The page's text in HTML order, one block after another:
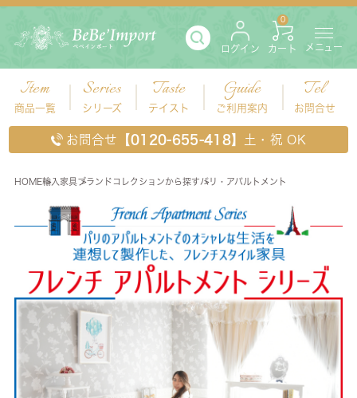
ログイン カート
0
メニュー
Item
商品一覧
Series
シリーズ
Taste
テイスト
Guide
ご利用案内
Tel
お問合せ
お問合せ 【0120-655-418】 土・祝 OK
HOME輸入家具 ブランドコレクションから探すパリ・アパルトメント
パリ・アパルトメント